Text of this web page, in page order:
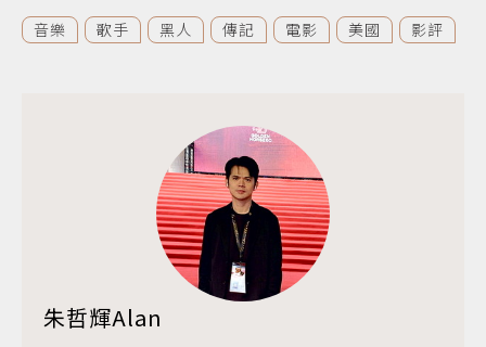
音樂 歌手 黑人 傳記 電影 美國 影評
朱哲輝Alan